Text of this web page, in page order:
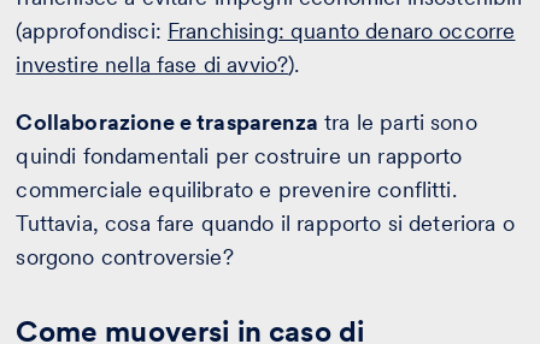
(approfondisci: Franchising: quanto denaro occorre
investire nella fase di avvio?).
Collaborazione e trasparenza tra le parti sono
quindi fondamentali per costruire un rapporto
commerciale equilibrato e prevenire conflitti.
Tuttavia, cosa fare quando il rapporto si deteriora o
sorgono controversie?
Come muoversi in caso di